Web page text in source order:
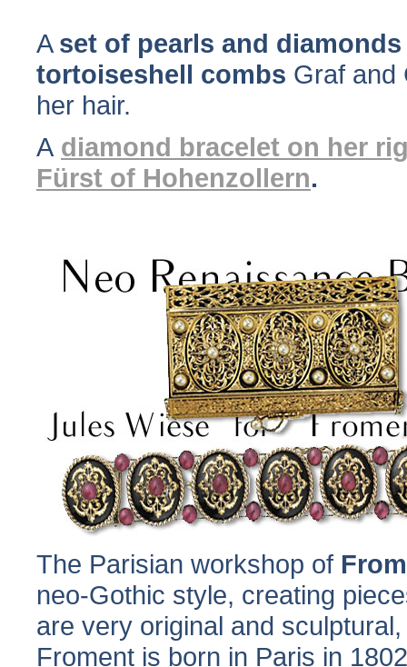
A set of pearls and
tortoiseshell combs Graf and
her hair.
A diamond bracelet on her
Fürst of Hohenzollern.
The Parisian workshop of
neo-Gothic style, creating
are very original and
Froment is born in Paris in